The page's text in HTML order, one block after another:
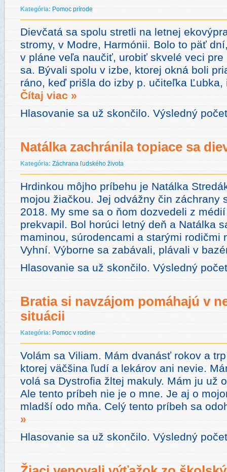
Kategória: Pomoc prírode
Dievčatá sa spolu stretli na letnej
stromy, v Modre, Harmónii. Bolo to päť
v pláne veľa naučiť, urobiť skvelé veci
sa. Bývali spolu v izbe, ktorej okná boli
ráno, keď prišla do izby p. učiteľka
Čítaj viac »
Hlasovanie sa už skončilo. Výsledný
Natálka zachránila topiace sa
Kategória: Záchrana ľudského života
Hrdinkou môjho príbehu je Natálka
mojou žiačkou. Jej odvážny čin záchrany
2018. My sme sa o ňom dozvedeli z
prekvapil. Bol horúci letný deň a Natálka
maminou, súrodencami a starými rodičmi
Vyhní. Výborne sa zabávali, plávali v
Hlasovanie sa už skončilo. Výsledný
Bratia si navzájom pomáhajú v
situácii
Kategória: Pomoc v rodine
Volám sa Viliam. Mám dvanásť rokov a
ktorej väčšina ľudí a lekárov ani nevie.
volá sa Dystrofia žltej makuly. Mám ju už
Ale tento príbeh nie je o mne. Je aj o
mladší odo mňa. Celý tento príbeh sa
»
Hlasovanie sa už skončilo. Výsledný